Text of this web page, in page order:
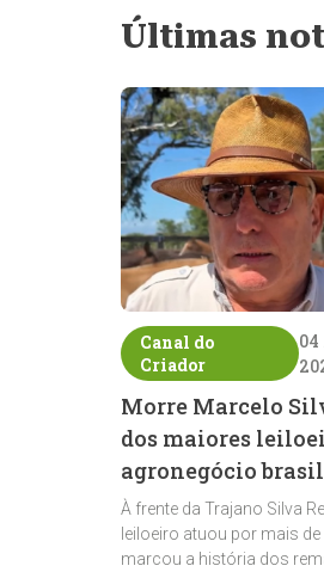
Últimas
Canal do
Criador
04
Morre Marcelo
dos maiores
agronegócio
À frente da Trajano Silva
leiloeiro atuou por mais
marcou a história dos